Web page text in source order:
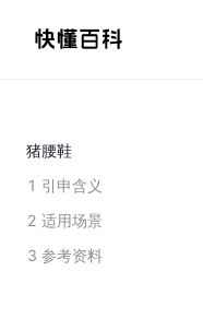
猪腰鞋
1 引申含义
2 适用场景
3 参考资料